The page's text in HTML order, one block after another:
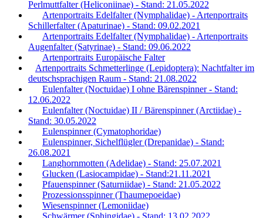
Perlmuttfalter (Heliconiinae) - Stand: 21.05.2022
Artenportraits Edelfalter (Nymphalidae) - Artenportraits
Schillerfalter (Apaturinae) - Stand: 09.02.2021
Artenportraits Edelfalter (Nymphalidae) - Artenportraits
Augenfalter (Satyrinae) - Stand: 09.06.2022
Artenportraits Europäische Falter
Artenportraits Schmetterlinge (Lepidoptera): Nachtfalter im
deutschsprachigen Raum - Stand: 21.08.2022
Eulenfalter (Noctuidae) I ohne Bärenspinner - Stand:
12.06.2022
Eulenfalter (Noctuidae) II / Bärenspinner (Arctiidae) -
Stand: 30.05.2022
Eulenspinner (Cymatophoridae)
Eulenspinner, Sichelflügler (Drepanidae) - Stand:
26.08.2021
Langhornmotten (Adelidae) - Stand: 25.07.2021
Glucken (Lasiocampidae) - Stand:21.11.2021
Pfauenspinner (Saturniidae) - Stand: 21.05.2022
Prozessionsspinner (Thaumepoeidae)
Wiesenspinner (Lemoniidae)
Schwärmer (Sphingidae) - Stand: 13.02.2022